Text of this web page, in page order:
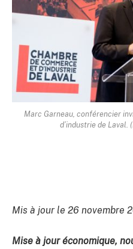
Marc Garneau, conférencier
d’industrie de Laval.
Mis à jour le 26 novembre
Mise à jour économique,